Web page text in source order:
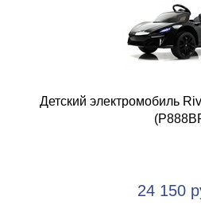
Детский электромобиль
24 150